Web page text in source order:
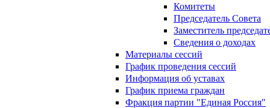
Комитеты
Председатель Совета
Заместитель
Сведения о доходах
Материалы сессий
График проведения сессий
Информация об уставах
График приема граждан
Фракция партии "Единая Россия"